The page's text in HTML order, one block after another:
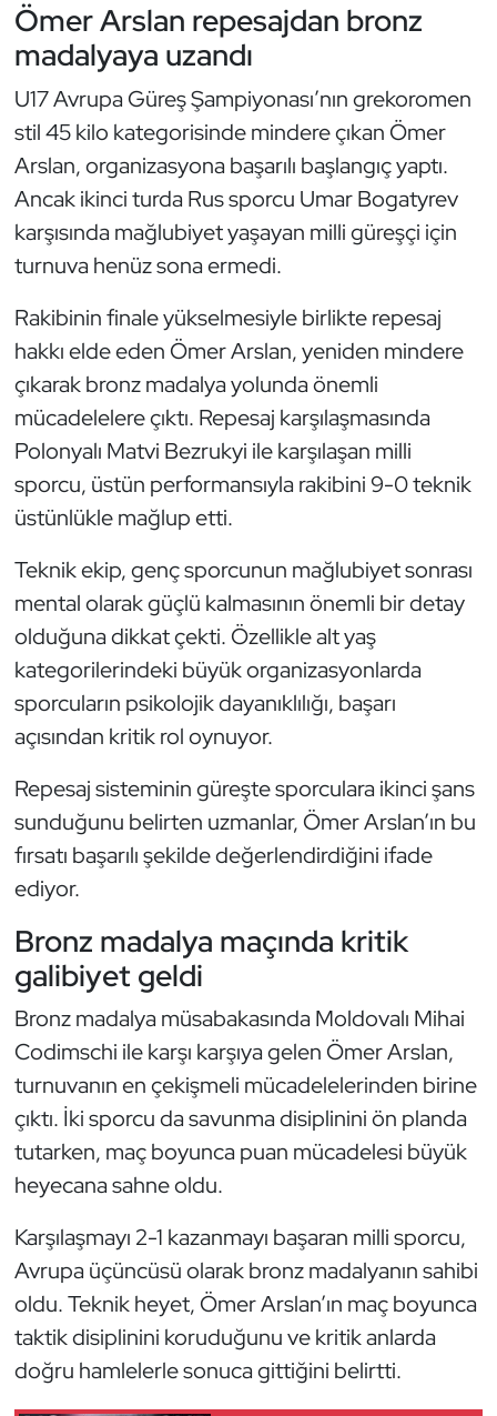
Ömer Arslan repesajdan bronz
madalyaya uzandı
U17 Avrupa Güreş Şampiyonası’nın grekoromen
stil 45 kilo kategorisinde mindere çıkan Ömer
Arslan, organizasyona başarılı başlangıç yaptı.
Ancak ikinci turda Rus sporcu Umar Bogatyrev
karşısında mağlubiyet yaşayan milli güreşçi için
turnuva henüz sona ermedi.
Rakibinin finale yükselmesiyle birlikte repesaj
hakkı elde eden Ömer Arslan, yeniden mindere
çıkarak bronz madalya yolunda önemli
mücadelelere çıktı. Repesaj karşılaşmasında
Polonyalı Matvi Bezrukyi ile karşılaşan milli
sporcu, üstün performansıyla rakibini 9-0 teknik
üstünlükle mağlup etti.
Teknik ekip, genç sporcunun mağlubiyet sonrası
mental olarak güçlü kalmasının önemli bir detay
olduğuna dikkat çekti. Özellikle alt yaş
kategorilerindeki büyük organizasyonlarda
sporcuların psikolojik dayanıklılığı, başarı
açısından kritik rol oynuyor.
Repesaj sisteminin güreşte sporculara ikinci şans
sunduğunu belirten uzmanlar, Ömer Arslan’ın bu
fırsatı başarılı şekilde değerlendirdiğini ifade
ediyor.
Bronz madalya maçında kritik
galibiyet geldi
Bronz madalya müsabakasında Moldovalı Mihai
Codimschi ile karşı karşıya gelen Ömer Arslan,
turnuvanın en çekişmeli mücadelelerinden birine
çıktı. İki sporcu da savunma disiplinini ön planda
tutarken, maç boyunca puan mücadelesi büyük
heyecana sahne oldu.
Karşılaşmayı 2-1 kazanmayı başaran milli sporcu,
Avrupa üçüncüsü olarak bronz madalyanın sahibi
oldu. Teknik heyet, Ömer Arslan’ın maç boyunca
taktik disiplinini koruduğunu ve kritik anlarda
doğru hamlelerle sonuca gittiğini belirtti.
Halter
Hava Sporları
Hentbol
İşitme Engelli Sporcular
Judo ve Kuraş
Karate
Kayak
Kempo
Kick Boks
Kürek
Masa Tenisi
Modern Pentatlon
Motor Sporları
Muay Thai
Okçuluk
Oryantiring
Özel Sporcular
Paralimpik
Ragbi
Su Topu
Sualtı Sporları
Tekvando